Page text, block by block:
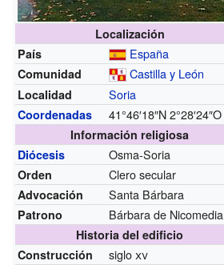
Localización
País
España
Comunidad Castilla y León
Localidad Soria
Coordenadas 41°46′18″N2°28′24″O
Información religiosa
Diócesis
Osma-Soria
Orden Clero secular
Advocación Santa Bárbara
Patrono Bárbara de Nicomedia
Historia del edificio
Construcción
sigloxv